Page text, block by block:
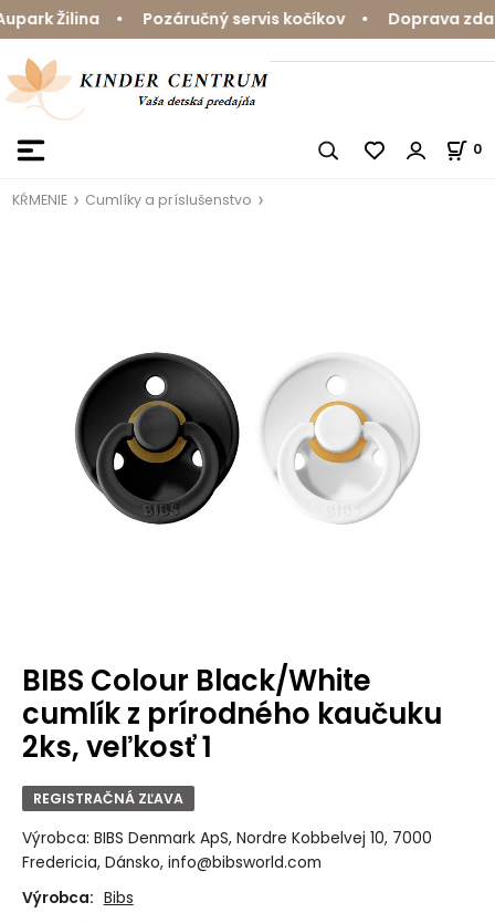
Žilina • Pozáručný servis kočíkov • Doprava
0
KŔMENIE Cumlíky a príslušenstvo
BIBS Colour Black/White
cumlík z prírodného kaučuku
2ks, veľkosť 1
REGISTRAČNÁ ZĽAVA
Výrobca: BIBS Denmark ApS, Nordre Kobbelvej 10, 7000
Fredericia, Dánsko, info@bibsworld.com
Výrobca: Bibs